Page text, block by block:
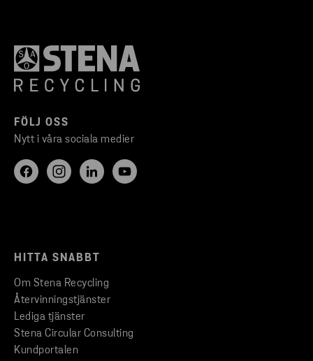
FÖLJ OSS
Nytt i våra sociala medier
HITTA SNABBT
Om Stena Recycling
Återvinningstjänster
Lediga tjänster
Stena Circular Consulting
Kundportalen